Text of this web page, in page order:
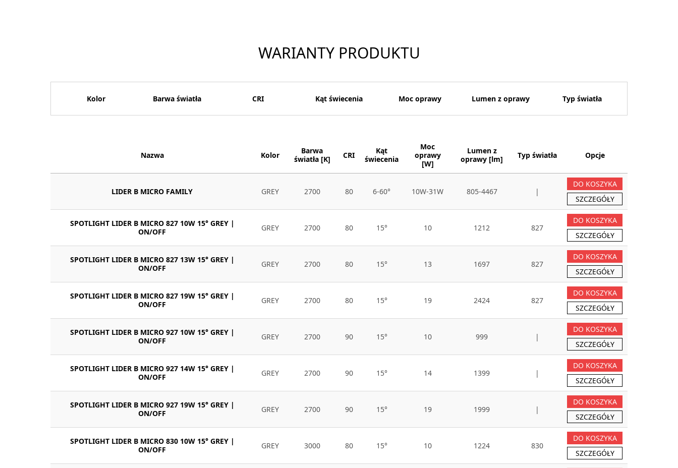
WARIANTY PRODUKTU
Kolor Barwa światła CRI Kąt świecenia Moc oprawy Lumen z oprawy Typ światła
Nazwa Kolor
Barwa
światła [K]
CRI
Kąt
świecenia
Moc
oprawy
[W]
Lumen z
oprawy [lm]
Typ światła Opcje
LIDER B MICRO FAMILY GREY 2700 80 6-60° 10W-31W 805-4467 |
DO KOSZYKA
SZCZEGÓŁY
SPOTLIGHT LIDER B MICRO 827 10W 15° GREY |
ON/OFF
GREY 2700 80 15° 10 1212 827
DO KOSZYKA
SZCZEGÓŁY
SPOTLIGHT LIDER B MICRO 827 13W 15° GREY |
ON/OFF
GREY 2700 80 15° 13 1697 827
DO KOSZYKA
SZCZEGÓŁY
SPOTLIGHT LIDER B MICRO 827 19W 15° GREY |
ON/OFF
GREY 2700 80 15° 19 2424 827
DO KOSZYKA
SZCZEGÓŁY
SPOTLIGHT LIDER B MICRO 927 10W 15° GREY |
ON/OFF
GREY 2700 90 15° 10 999 |
DO KOSZYKA
SZCZEGÓŁY
SPOTLIGHT LIDER B MICRO 927 14W 15° GREY |
ON/OFF
GREY 2700 90 15° 14 1399 |
DO KOSZYKA
SZCZEGÓŁY
SPOTLIGHT LIDER B MICRO 927 19W 15° GREY |
ON/OFF
GREY 2700 90 15° 19 1999 |
DO KOSZYKA
SZCZEGÓŁY
SPOTLIGHT LIDER B MICRO 830 10W 15° GREY |
ON/OFF
GREY 3000 80 15° 10 1224 830
DO KOSZYKA
SZCZEGÓŁY